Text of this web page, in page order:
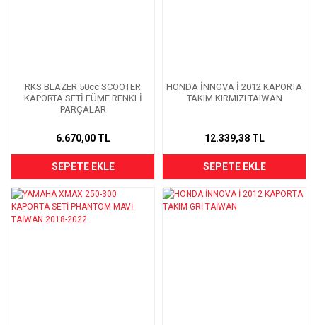
RKS BLAZER 50cc SCOOTER
KAPORTA SETİ FÜME RENKLİ
PARÇALAR
6.670,00 TL
SEPETE EKLE
HONDA İNNOVA İ 2012 KAPORTA
TAKIM KIRMIZI TAIWAN
12.339,38 TL
SEPETE EKLE